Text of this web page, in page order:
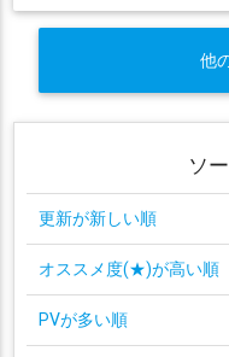
他
ソ
更新が新しい順
オススメ度(★)が高い順
PVが多い順